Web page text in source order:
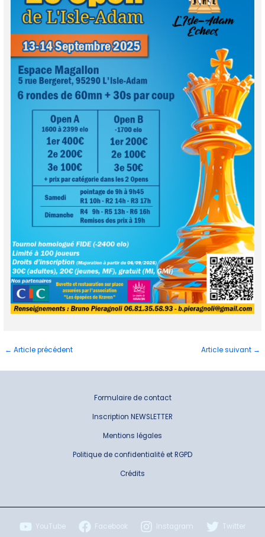
← Article précédent Article suivant →
Formulaire de contact
Inscription NEWSLETTER
Mentions légales
Politique de confidentialité et RGPD
Crédits
YouTube Facebook Instagram Twitter